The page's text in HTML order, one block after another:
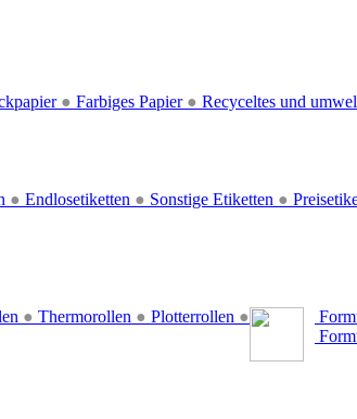
● Farbiges Papier ● Recyceltes und
● Endlosetiketten ● Sonstige Etiketten ●
● Thermorollen ● Plotterrollen ●